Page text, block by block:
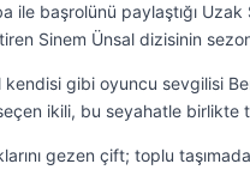
ile başrolünü paylaştığı Uzak
Sinem Ünsal dizisinin
kendisi gibi oyuncu sevgilisi
ikili, bu seyahatle birlikte
gezen çift; toplu